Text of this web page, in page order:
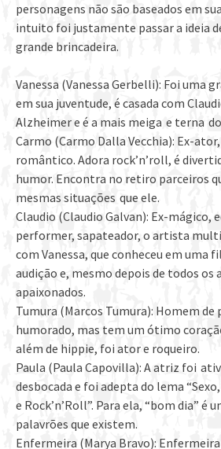
personagens não são baseados em
intuito foi justamente passar a ideia
grande brincadeira.
Vanessa (Vanessa Gerbelli): Foi uma
em sua juventude, é casada com
Alzheimer e é a mais meiga e terna
Carmo (Carmo Dalla Vecchia): Ex-
romântico. Adora rock’n’roll, é
humor. Encontra no retiro parceiros
mesmas situações que ele.
Claudio (Claudio Galvan): Ex-mágico,
performer, sapateador, o artista
com Vanessa, que conheceu em uma
audição e, mesmo depois de todos os
apaixonados.
Tumura (Marcos Tumura): Homem de
humorado, mas tem um ótimo
além de hippie, foi ator e roqueiro.
Paula (Paula Capovilla): A atriz foi
desbocada e foi adepta do lema
e Rock’n’Roll”. Para ela, “bom dia” é
palavrões que existem.
Enfermeira (Marya Bravo):